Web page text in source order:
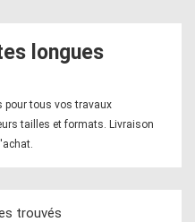
longues
pour tous vos travaux
tailles et formats. Livraison
trouvés